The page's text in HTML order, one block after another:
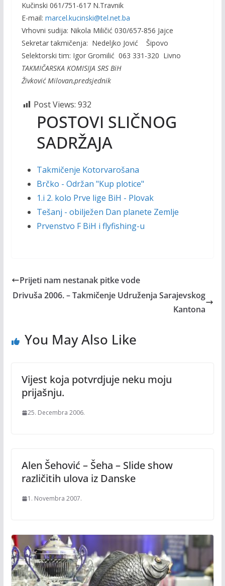
Kučinski 061/751-617 N.Travnik
E-mail: marcel.kucinski@tel.net.ba
Vrhovni sudija: Nikola Miličić 030/657-856 Jajce
Sekretar takmičenja: Nedeljko Jović Šipovo
Selektorski tim: Igor Gromilić 063 331-320 Livno
TAKMIČARSKA KOMISIJA SRS BiH
Živković Milovan,predsjednik
Post Views: 932
POSTOVI SLIČNOG
SADRŽAJA
Takmičenje Kotorvarošana
Brčko - Održan "Kup plotice"
1.i 2. kolo Prve lige BiH - Plovak
Tešanj - obilježen Dan planete Zemlje
Prvenstvo F BiH i flyfishing-u
Prijeti nam nestanak pitke vode
Drivuša 2006. – Takmičenje Udruženja Sarajevskog
Kantona
You May Also Like
Vijest koja potvrdjuje neku moju
prijašnju.
25. Decembra 2006.
Alen Šehović – Šeha – Slide show
različitih ulova iz Danske
1. Novembra 2007.